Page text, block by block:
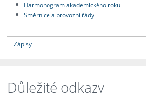
Harmonogram akademického roku
Směrnice a provozní řády
Zápisy
Důležité odkazy